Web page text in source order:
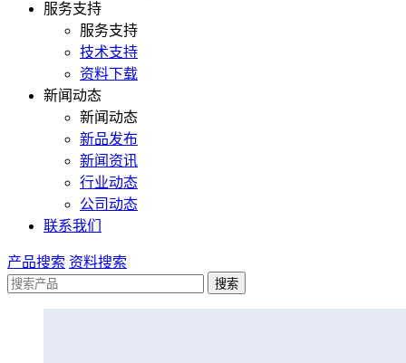
服务支持
服务支持
技术支持
资料下载
新闻动态
新闻动态
新品发布
新闻资讯
行业动态
公司动态
联系我们
产品搜索 资料搜索